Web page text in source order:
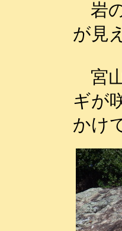
岩
が見
宮
ギが
かけ